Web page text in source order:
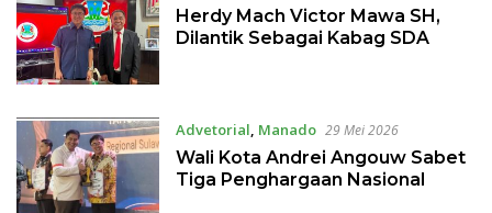
Herdy Mach Victor Mawa SH,
Dilantik Sebagai Kabag SDA
Advetorial Manado 29 Mei 2026
Wali Kota Andrei Angouw Sabet
Tiga Penghargaan Nasional